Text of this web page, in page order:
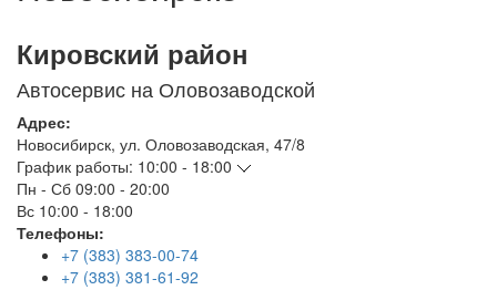
Кировский район
Автосервис на Оловозаводской
Адрес:
Новосибирск, ул. Оловозаводская, 47/8
График работы: 10:00 - 18:00
Пн - Сб 09:00 - 20:00
Вс 10:00 - 18:00
Телефоны:
+7 (383) 383-00-74
+7 (383) 381-61-92